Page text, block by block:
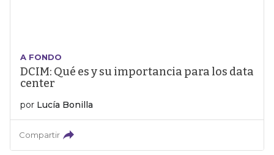
A FONDO
DCIM: Qué es y su importancia para los data
center
por Lucía Bonilla
Compartir